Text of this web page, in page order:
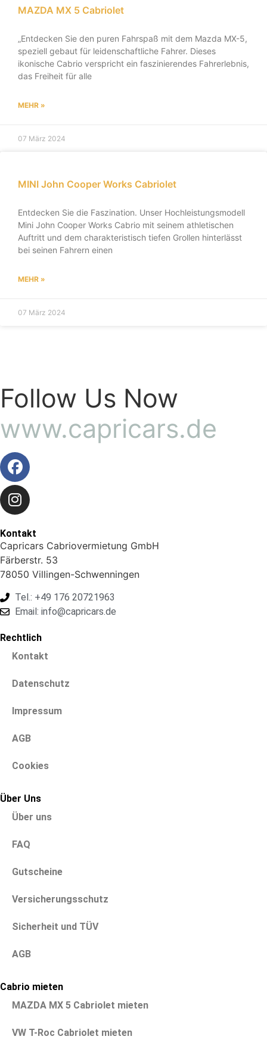
MAZDA MX 5 Cabriolet
„Entdecken Sie den puren Fahrspaß mit dem Mazda MX-5,
speziell gebaut für leidenschaftliche Fahrer. Dieses
ikonische Cabrio verspricht ein faszinierendes Fahrerlebnis,
das Freiheit für alle
MEHR »
07 März 2024
MINI John Cooper Works Cabriolet
Entdecken Sie die Faszination. Unser Hochleistungsmodell
Mini John Cooper Works Cabrio mit seinem athletischen
Auftritt und dem charakteristisch tiefen Grollen hinterlässt
bei seinen Fahrern einen
MEHR »
07 März 2024
Follow Us Now
www.capricars.de
Kontakt
Capricars Cabriovermietung GmbH
Färberstr. 53
78050 Villingen-Schwenningen
Tel.: +49 176 20721963
Email: info@capricars.de
Rechtlich
Kontakt
Datenschutz
Impressum
AGB
Cookies
Über Uns
Über uns
FAQ
Gutscheine
Versicherungsschutz
Sicherheit und TÜV
AGB
Cabrio mieten
MAZDA MX 5 Cabriolet mieten
VW T-Roc Cabriolet mieten